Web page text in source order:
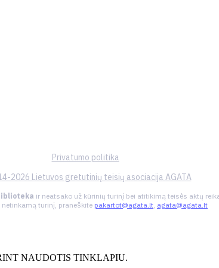
Privatumo politika
2026 Lietuvos gretutinių teisių asociacija AGATA
ir neatsako už kūrinių turinį bei atitikimą teisės aktų
netinkamą turinį, praneškite pakartot@agata.lt, agata@agata.lt
NAUDOTIS TINKLAPIU.